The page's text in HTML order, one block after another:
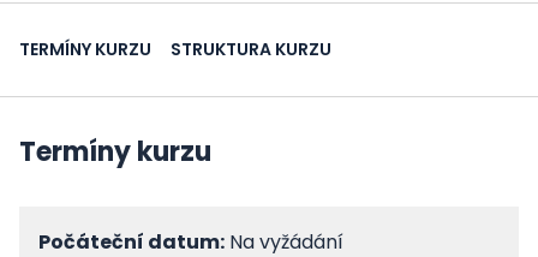
TERMÍNY KURZU STRUKTURA KURZU
Termíny kurzu
Počáteční datum: Na vyžádání